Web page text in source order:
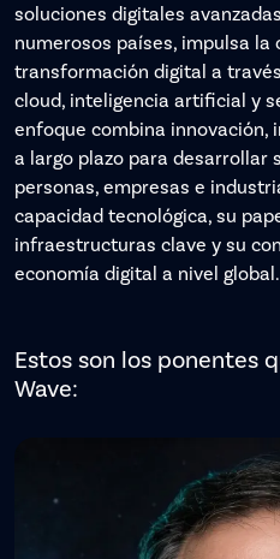
soluciones digitales
numerosos países, impulsa la
transformación digital a
cloud, inteligencia artificial y
enfoque combina innovación,
a largo plazo para desarrollar
personas, empresas e
capacidad tecnológica, su
infraestructuras clave y su
economía digital a nivel global.
Estos son los ponentes
Wave: